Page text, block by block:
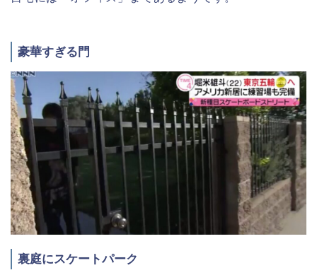
豪華すぎる門
裏庭にスケートパーク